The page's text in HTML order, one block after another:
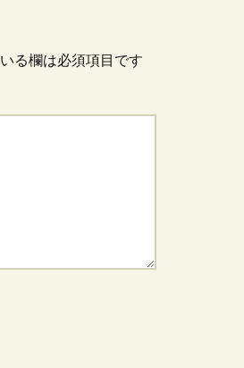
る欄は必須項目です